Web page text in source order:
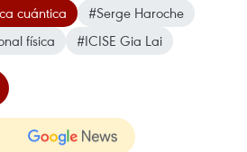
cuántica
#Serge Haroche
física
#ICISE Gia Lai